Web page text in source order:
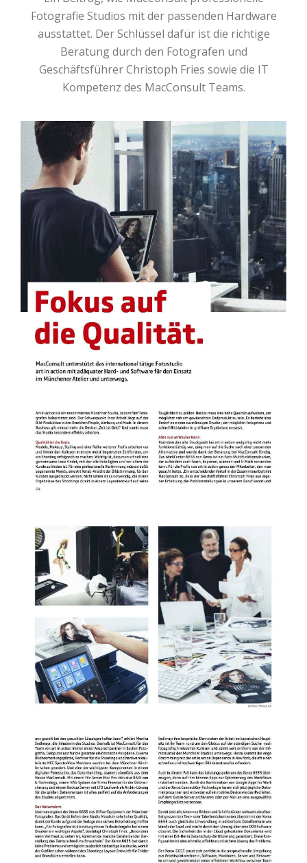
Fotografie Studios mit der passenden Hardware
ausstattet. Der Schlüssel dafür ist die richtige
Beratung durch den Fotografen und
Geschäftsführer Christoph Fries sowie die IT
Kompetenz des MacConsult Teams.